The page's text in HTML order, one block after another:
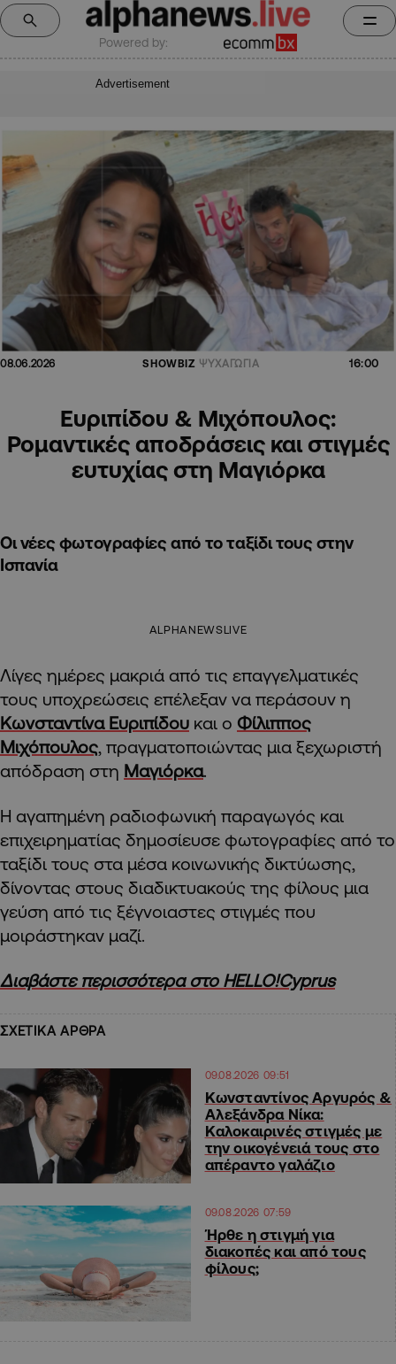
Powered by:
Advertisement
08.06.2026 SHOWBIZ ΨΥΧΑΓΩΓΙΑ 16:00
Ευριπίδου & Μιχόπουλος:
Ρομαντικές αποδράσεις και στιγμές
ευτυχίας στη Μαγιόρκα
Οι νέες φωτογραφίες από το ταξίδι τους στην
Ισπανία
ALPHANEWSLIVE
Λίγες ημέρες μακριά από τις επαγγελματικές
τους υποχρεώσεις επέλεξαν να περάσουν η
Κωνσταντίνα Ευριπίδου και ο Φίλιππος
Μιχόπουλος , πραγματοποιώντας μια ξεχωριστή
απόδραση στη Μαγιόρκα.
Η αγαπημένη ραδιοφωνική παραγωγός και
επιχειρηματίας δημοσίευσε φωτογραφίες από το
ταξίδι τους στα μέσα κοινωνικής δικτύωσης,
δίνοντας στους διαδικτυακούς της φίλους μια
γεύση από τις ξέγνοιαστες στιγμές που
μοιράστηκαν μαζί.
Διαβάστε περισσότερα στο HELLO!Cyprus
ΣΧΕΤΙΚΑ ΑΡΘΡΑ
09.08.2026 09:51
Κωνσταντίνος Αργυρός &
Αλεξάνδρα Νίκα:
Καλοκαιρινές στιγμές με
την οικογένειά τους στο
απέραντο γαλάζιο
09.08.2026 07:59
Ήρθε η στιγμή για
διακοπές και από τους
φίλους;